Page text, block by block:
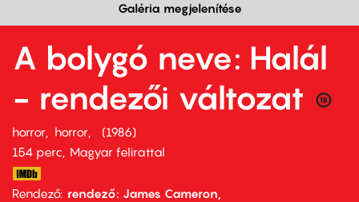
Galéria megjelenítése
A bolygó neve: Halál
- rendezői változat
horror horror
1986
154 perc,
Magyar felirattal
Rendező rendező: James Cameron